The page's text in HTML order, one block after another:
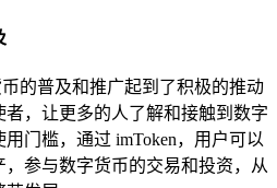
的普及和推广起到了积极的推动
，让更多的人了解和接触到数字
门槛，通过 imToken，用户可以
参与数字货币的交易和投资，从